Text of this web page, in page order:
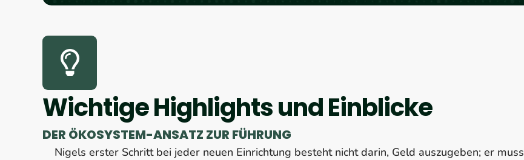
Wichtige Highlights und Einblicke
DER ÖKOSYSTEM-ANSATZ ZUR FÜHRUNG
Nigels erster Schritt bei jeder neuen Einrichtung besteht nicht darin, Geld auszugeben; er muss